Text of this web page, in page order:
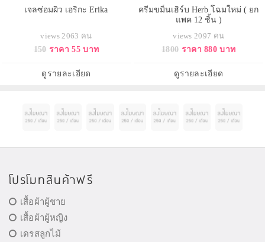
เจลซ่อมผิว เอริกะ Erika
views 2063 คน
150 ราคา 55 บาท
ดูรายละเอียด
ครีมขมิ้นเฮิร์บ Herb โฉมใหม่ ( ยก
แพค 12 ชิ้น )
views 2097 คน
1800 ราคา 880 บาท
ดูรายละเอียด
โปรโมทสินค้าฟรี
เสื้อผ้าผู้ชาย
เสื้อผ้าผู้หญิง
เดรสลูกไม้